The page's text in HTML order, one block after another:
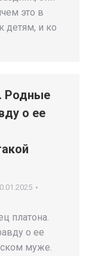
это в
детям, и ко
Родные
о ее
платона.
о ее
муже.